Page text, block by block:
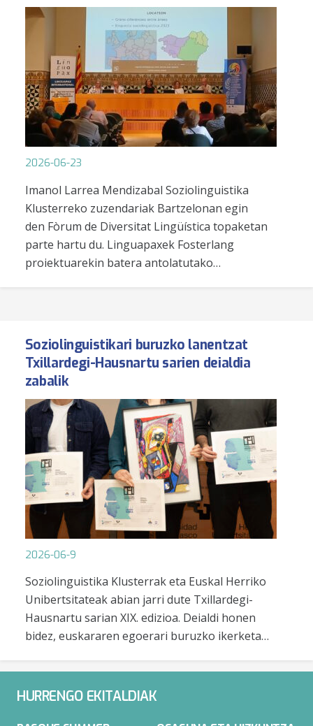
2026-06-23
Imanol Larrea Mendizabal Soziolinguistika
Klusterreko zuzendariak Bartzelonan egin
den Fòrum de Diversitat Lingüística topaketan
parte hartu du. Linguapaxek Fosterlang
proiektuarekin batera antolatutako…
Soziolinguistikari buruzko lanentzat
Txillardegi-Hausnartu sarien deialdia
zabalik
2026-06-9
Soziolinguistika Klusterrak eta Euskal Herriko
Unibertsitateak abian jarri dute Txillardegi-
Hausnartu sarian XIX. edizioa. Deialdi honen
bidez, euskararen egoerari buruzko ikerketa…
HURRENGO EKITALDIAK